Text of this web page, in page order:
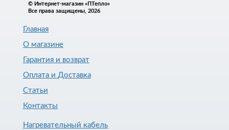
© Интернет-магазин «ПТепло»
Все права защищены, 2026
Главная
О магазине
Гарантия и возврат
Оплата и Доставка
Статьи
Контакты
Нагревательный кабель